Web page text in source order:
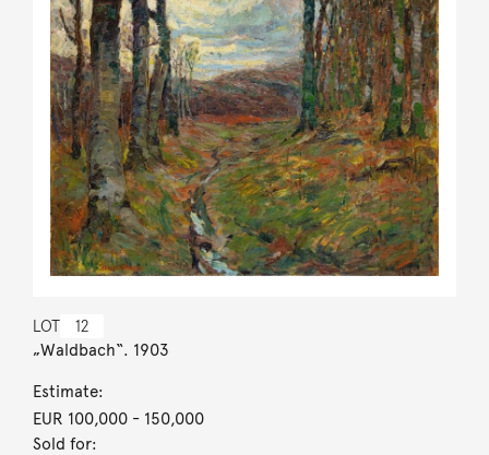
LOT 12
„Waldbach“. 1903
Estimate:
EUR 100,000- 150,000
Sold for: